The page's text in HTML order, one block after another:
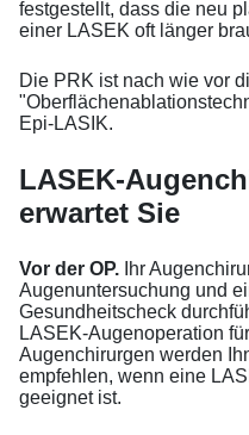
festgestellt, dass die neu
einer LASEK oft länger
Die PRK ist nach wie vor
Epi-LASIK.
LASEK-
erwartet Sie
Vor der OP. Ihr
Augenuntersuchung und
Gesundheitscheck
LASEK-Augenoperation
Augenchirurgen werden
empfehlen, wenn eine
geeignet ist.